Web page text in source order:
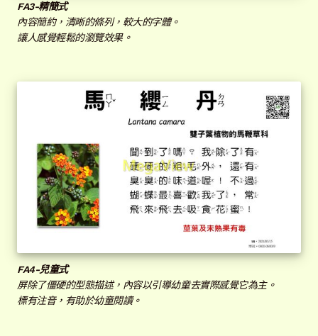
FA3-精簡式
內容簡約，清晰的條列，較大的字體。
讓人感覺輕鬆的瀏覽效果。
FA4-兒童式
屏除了僵硬的型態描述，內容以引導幼童去實際感覺它為主。
標有注音，有助於幼童閱讀。